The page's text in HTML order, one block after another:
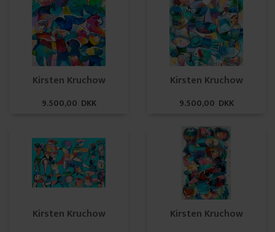
Kirsten Kruchow
9.500,00 DKK
Kirsten Kruchow
9.500,00 DKK
Kirsten Kruchow Kirsten Kruchow